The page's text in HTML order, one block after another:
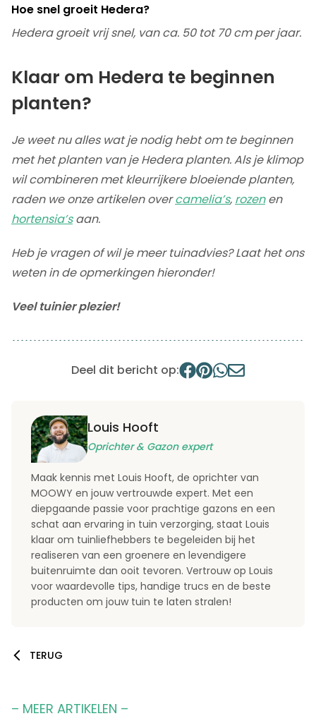
Hoe snel groeit Hedera?
Hedera groeit vrij snel, van ca. 50 tot 70 cm per jaar.
Klaar om Hedera te beginnen
planten?
Je weet nu alles wat je nodig hebt om te beginnen
met het planten van je Hedera planten. Als je klimop
wil combineren met kleurrijkere bloeiende planten,
raden we onze artikelen overcamelia’s, rozenen
hortensia’saan.
Heb je vragen of wil je meer tuinadvies? Laat het ons
weten in de opmerkingen hieronder!
Veel tuinier plezier!
Deel dit bericht op:
Louis Hooft
Oprichter & Gazon expert
Maak kennis met Louis Hooft, de oprichter van
MOOWY en jouw vertrouwde expert. Met een
diepgaande passie voor prachtige gazons en een
schat aan ervaring in tuin verzorging, staat Louis
klaar om tuinliefhebbers te begeleiden bij het
realiseren van een groenere en levendigere
buitenruimte dan ooit tevoren. Vertrouw op Louis
voor waardevolle tips, handige trucs en de beste
producten om jouw tuin te laten stralen!
TERUG
– MEER ARTIKELEN –